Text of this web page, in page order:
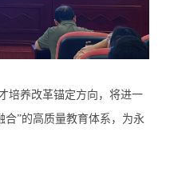
养改革锚定方向，将进一
合”的高质量教育体系，为永